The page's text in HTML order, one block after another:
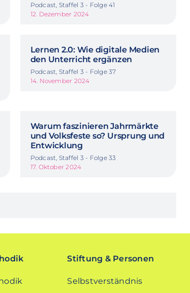
Podcast, Staffel 3 - Folge 41
12. Dezember 2024
Lernen 2.0: Wie digitale Medien
den Unterricht ergänzen
Podcast, Staffel 3 - Folge 37
14. November 2024
Warum faszinieren Jahrmärkte
und Volksfeste so? Ursprung und
Entwicklung
Podcast, Staffel 3 - Folge 33
17. Oktober 2024
Stiftung & Personen
Selbstverständnis